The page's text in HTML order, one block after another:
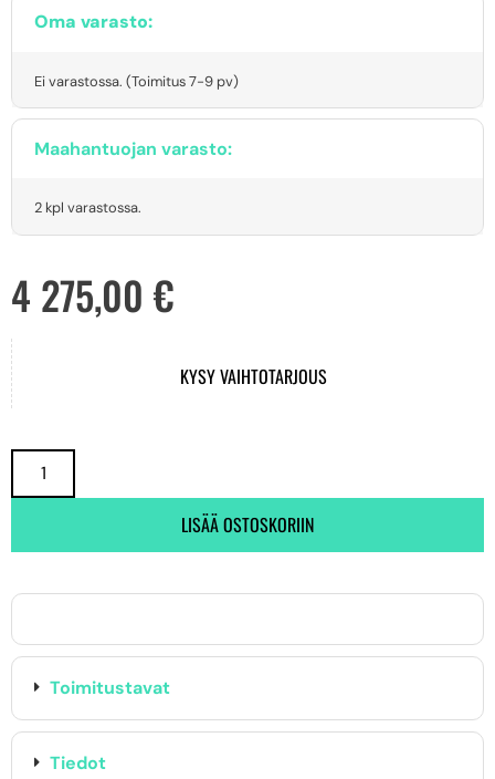
Oma varasto:
Ei varastossa. (Toimitus 7-9 pv)
Maahantuojan varasto:
2 kpl varastossa.
4 275,00 €
KYSY VAIHTOTARJOUS
LISÄÄ OSTOSKORIIN
Toimitustavat
Tiedot